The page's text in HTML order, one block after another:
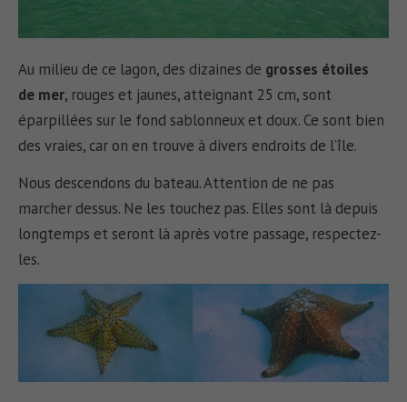
Au milieu de ce lagon, des dizaines de grosses étoiles
de mer, rouges et jaunes, atteignant 25 cm, sont
éparpillées sur le fond sablonneux et doux. Ce sont bien
des vraies, car on en trouve à divers endroits de l’île.
Nous descendons du bateau. Attention de ne pas
marcher dessus. Ne les touchez pas. Elles sont là depuis
longtemps et seront là après votre passage, respectez-
les.